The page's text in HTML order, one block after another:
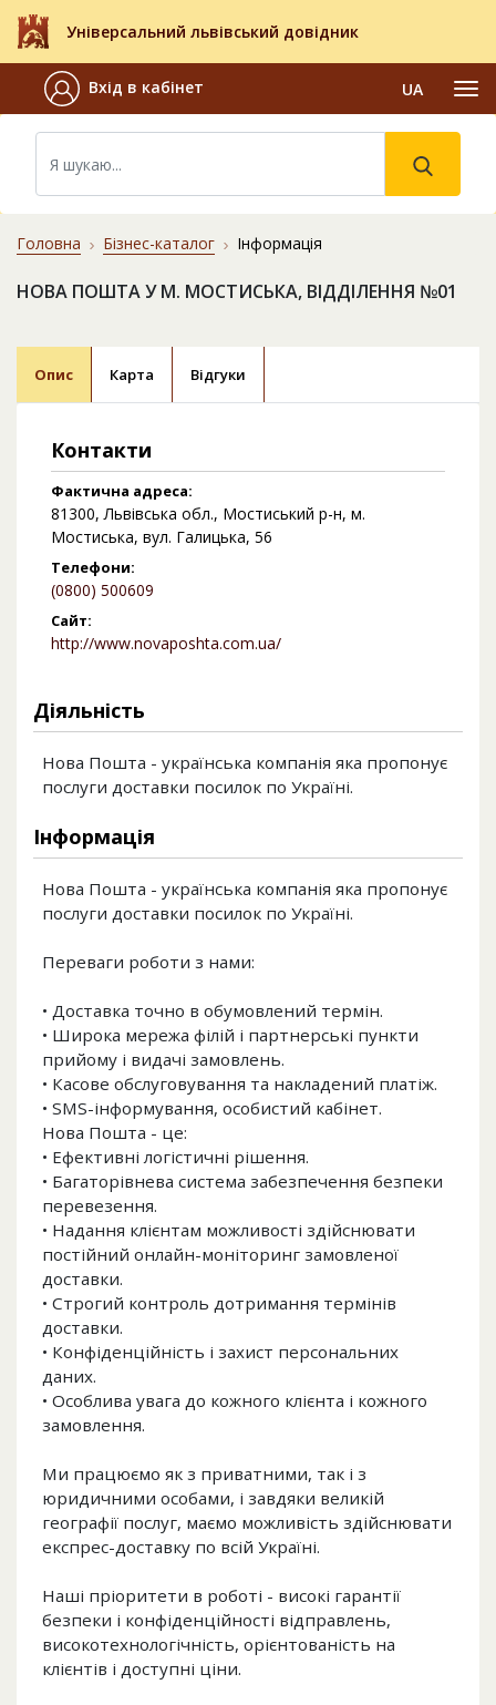
Універсальний львівський довідник
Вхід в кабінет UA
Головна Бізнес-каталог Інформація
НОВА ПОШТА У М. МОСТИСЬКА, ВІДДІЛЕННЯ №01
Опис Карта Відгуки
Контакти
Фактична адреса:
81300, Львівська обл., Мостиський р-н, м.
Мостиська, вул. Галицька, 56
Телефони:
(0800) 500609
Сайт:
http://www.novaposhta.com.ua/
Діяльність
Нова Пошта - українська компанія яка пропонує
послуги доставки посилок по Україні.
Інформація
Нова Пошта - українська компанія яка пропонує
послуги доставки посилок по Україні.
Переваги роботи з нами:
• Доставка точно в обумовлений термін.
• Широка мережа філій і партнерські пункти
прийому і видачі замовлень.
• Касове обслуговування та накладений платіж.
• SMS-інформування, особистий кабінет.
Нова Пошта - це:
• Ефективні логістичні рішення.
• Багаторівнева система забезпечення безпеки
перевезення.
• Надання клієнтам можливості здійснювати
постійний онлайн-моніторинг замовленої
доставки.
• Строгий контроль дотримання термінів
доставки.
• Конфіденційність і захист персональних
даних.
• Особлива увага до кожного клієнта і кожного
замовлення.
Ми працюємо як з приватними, так і з
юридичними особами, і завдяки великій
географії послуг, маємо можливість здійснювати
експрес-доставку по всій Україні.
Наші пріоритети в роботі - високі гарантії
безпеки і конфіденційності відправлень,
високотехнологічність, орієнтованість на
клієнтів і доступні ціни.